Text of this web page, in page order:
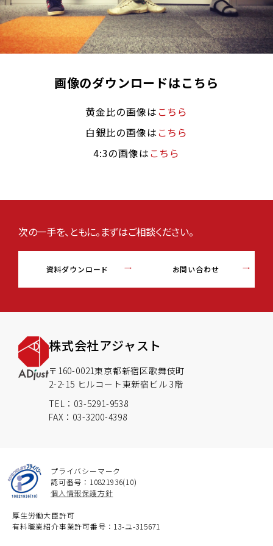
画像のダウンロードはこちら
黄金比の画像はこちら
白銀比の画像はこちら
4:3の画像はこちら
次の一手を、ともに。まずはご相談ください。
資料ダウンロード お問い合わせ
株式会社アジャスト
〒160-0021東京都新宿区歌舞伎町
2-2-15 ヒルコート東新宿ビル 3階
TEL：03-5291-9538
FAX：03-3200-4398
プライバシーマーク
認可番号：10821936(10)
個人情報保護方針
厚生労働大臣許可
有料職業紹介事業許可番号：13-ユ-315671